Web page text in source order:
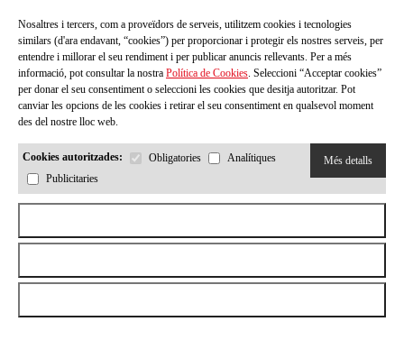
Revistes Subscripcions a revistes Llibres
Biblioteca
Informació, serveis i visites Biblioteca infantil i juvenil Garbell i la
Granera MiniBATS Projectes Catàleg Biblioteca d'educació Fons
històric i arxius Recursos Activitats
Formació
Oportunitats formatives
d'oposicions
2026© Rosa Sensat. Tots els drets reservats
Avís legal Política de cookies
Segueix-nos
Vols rebre informació sobre totes les novetats formatives I activitats
Nosaltres i tercers, com a proveïdors de serveis, utilitzem cookies i tecnologies
similars (d'ara endavant, “cookies”) per proporcionar i protegir els nostres serveis, per
entendre i millorar el seu rendiment i per publicar anuncis rellevants. Per a més
informació, pot consultar la nostra Política de Cookies. Seleccioni “Acceptar cookies”
per donar el seu consentiment o seleccioni les cookies que desitja autoritzar. Pot
canviar les opcions de les cookies i retirar el seu consentiment en qualsevol moment
des del nostre lloc web.
Cookies autoritzades: Obligatories
Analítiques
Publicitaries
Més detalls